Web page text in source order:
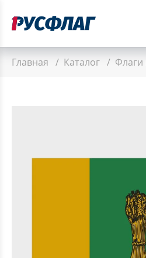
Главная / Каталог / Флаги